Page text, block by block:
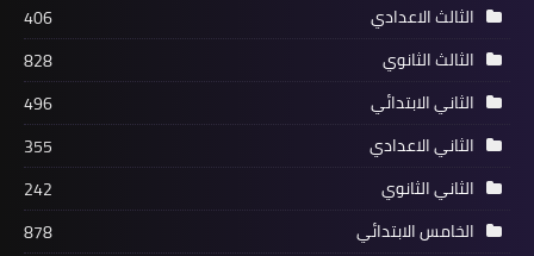
الثالث الاعدادي
406
الثالث الثانوي
828
الثاني الابتدائي
496
الثاني الاعدادي
355
الثاني الثانوي
242
الخامس الابتدائي
878